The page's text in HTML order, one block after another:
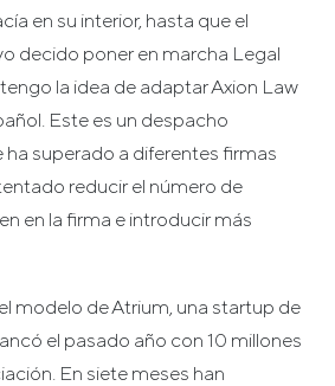
en su interior, hasta que el
decido poner en marcha Legal
la idea de adaptar Axion Law
Este es un despacho
superado a diferentes firmas
reducir el número de
en la firma e introducir más
modelo de Atrium, una startup de
el pasado año con 10 millones
En siete meses han